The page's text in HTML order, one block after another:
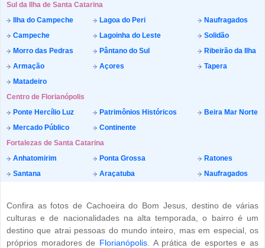
Sul da Ilha de Santa Catarina
Ilha do Campeche
Lagoa do Peri
Naufragados
Campeche
Lagoinha do Leste
Solidão
Morro das Pedras
Pântano do Sul
Ribeirão da Ilha
Armação
Açores
Tapera
Matadeiro
Centro de Florianópolis
Ponte Hercílio Luz
Patrimônios Históricos
Beira Mar Norte
Mercado Público
Continente
Fortalezas de Santa Catarina
Anhatomirim
Ponta Grossa
Ratones
Santana
Araçatuba Naufragados
Confira as fotos de Cachoeira do Bom Jesus, destino de várias
culturas e de nacionalidades na alta temporada, o bairro é um
destino que atrai pessoas do mundo inteiro, mas em especial, os
próprios moradores de Florianópolis . A prática de esportes e as